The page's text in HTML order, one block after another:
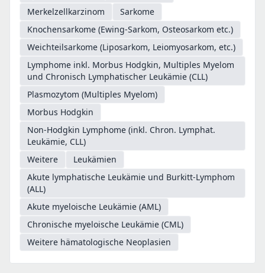
Merkelzellkarzinom
Sarkome
Knochensarkome (Ewing-Sarkom, Osteosarkom etc.)
Weichteilsarkome (Liposarkom, Leiomyosarkom, etc.)
Lymphome inkl. Morbus Hodgkin, Multiples Myelom
und Chronisch Lymphatischer Leukämie (CLL)
Plasmozytom (Multiples Myelom)
Morbus Hodgkin
Non-Hodgkin Lymphome (inkl. Chron. Lymphat.
Leukämie, CLL)
Weitere
Leukämien
Akute lymphatische Leukämie und Burkitt-Lymphom
(ALL)
Akute myeloische Leukämie (AML)
Chronische myeloische Leukämie (CML)
Weitere hämatologische Neoplasien